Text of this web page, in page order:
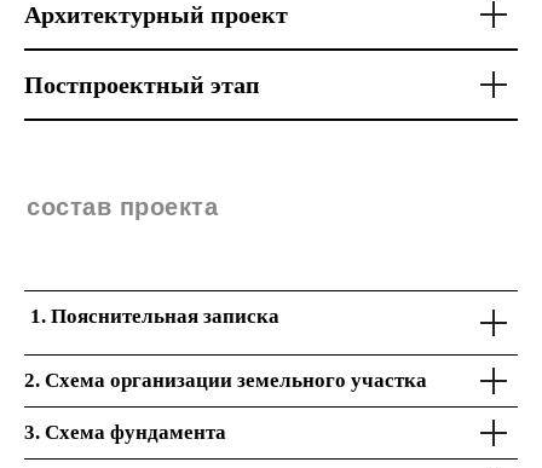
Архитектурный проект
Постпроектный этап
состав проекта
Пояснительная записка
2. Схема организации земельного участка
3. Схема фундамента